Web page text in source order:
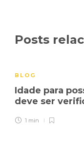
Posts
BLOG
Idade para
deve ser
1 min